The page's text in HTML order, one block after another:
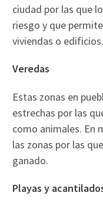
ciudad por las que
riesgo y que
viviendas o edificios.
Veredas
Estas zonas en
estrechas por las
como animales. En
las zonas por las
ganado.
Playas y